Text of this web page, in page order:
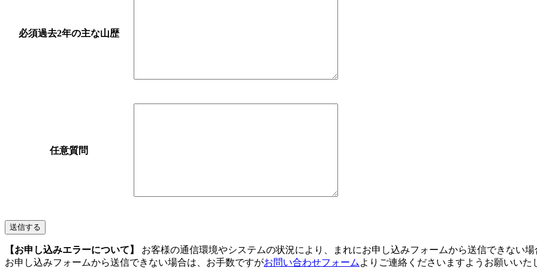
必須過去2年の主な山歴
任意質問
【お申し込みエラーについて】
お客様の通信環境やシステムの状況により、まれにお申し込みフォームから送信できない場
お申し込みフォームから送信できない場合は、お手数ですがお問い合わせフォーム よりご連絡くださいますようお願いいた